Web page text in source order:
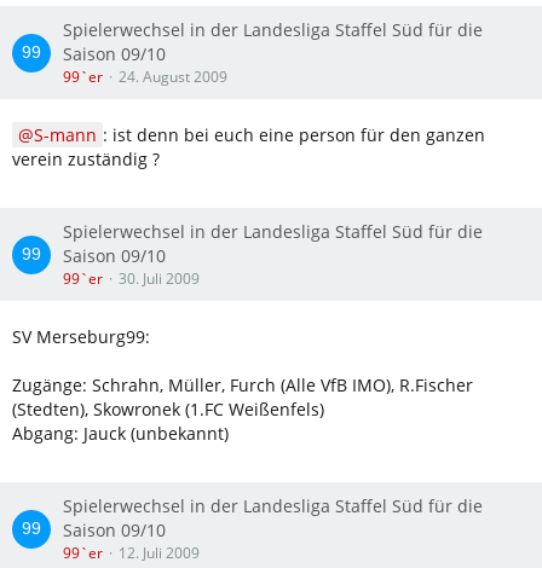
Spielerwechsel in der Landesliga Staffel Süd für die
Saison 09/10
99`er 24. August 2009
S-mann : ist denn bei euch eine person für den ganzen
verein zuständig ?
Spielerwechsel in der Landesliga Staffel Süd für die
Saison 09/10
99`er 30. Juli 2009
SV Merseburg99:
Zugänge: Schrahn, Müller, Furch (Alle VfB IMO), R.Fischer
(Stedten), Skowronek (1.FC Weißenfels)
Abgang: Jauck (unbekannt)
Spielerwechsel in der Landesliga Staffel Süd für die
Saison 09/10
99`er 12. Juli 2009